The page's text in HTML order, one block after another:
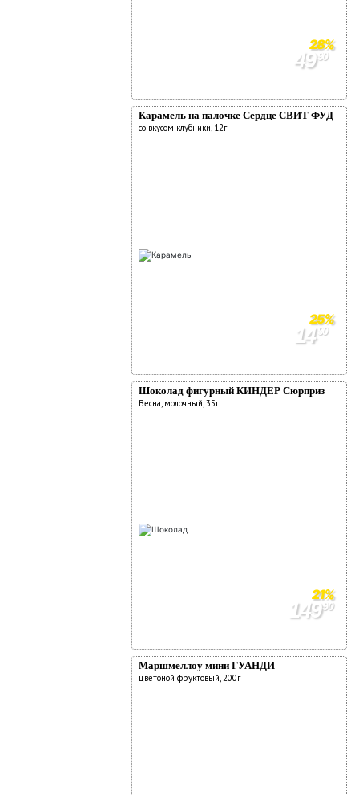
28%
4990
Карамель на палочке Сердце СВИТ ФУД
со вкусом клубники, 12г
25%
1490
Шоколад фигурный КИНДЕР Сюрприз
Весна, молочный, 35г
21%
14990
Маршмеллоу мини ГУАНДИ
цветоной фруктовый, 200г